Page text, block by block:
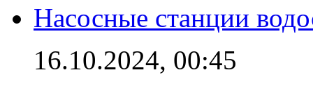
Насосные станции
16.10.2024, 00:45